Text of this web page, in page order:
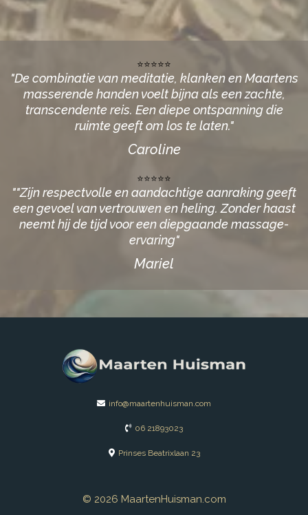
⭐⭐⭐⭐⭐
"De combinatie van meditatie, klanken en Maartens
masserende handen voelt bijna als een zachte,
transcendente reis. Een diepe ontspanning die
ruimte geeft om los te laten."
Caroline
⭐⭐⭐⭐⭐
""Zijn respectvolle en aandachtige aanraking geeft
een gevoel van vertrouwen en heling. Zonder haast
neemt hij de tijd voor een diepgaande massage-
ervaring"
Mariel
info@maartenhuisman.com
06 21893023
Prinses Beatrixlaan 23
© 2026 MaartenHuisman.com